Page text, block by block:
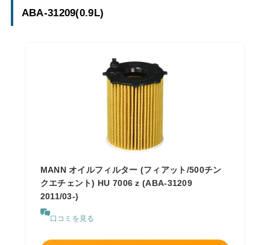
ABA-31209(0.9L)
MANN オイルフィルター (フィアット/500チン
クエチェント) HU 7006 z (ABA-31209
2011/03-)
口コミを見る